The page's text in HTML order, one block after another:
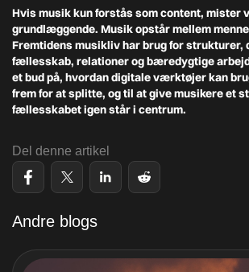
Hvis musik kun forstås som content, mister
grundlæggende. Musik opstår mellem
Fremtidens musikliv har brug for strukturer,
fællesskab, relationer og bæredygtige
et bud på, hvordan digitale værktøjer kan
frem for at splitte, og til at give musikere et
fællesskabet igen står i centrum.
Del denne artikel
Andre blogs